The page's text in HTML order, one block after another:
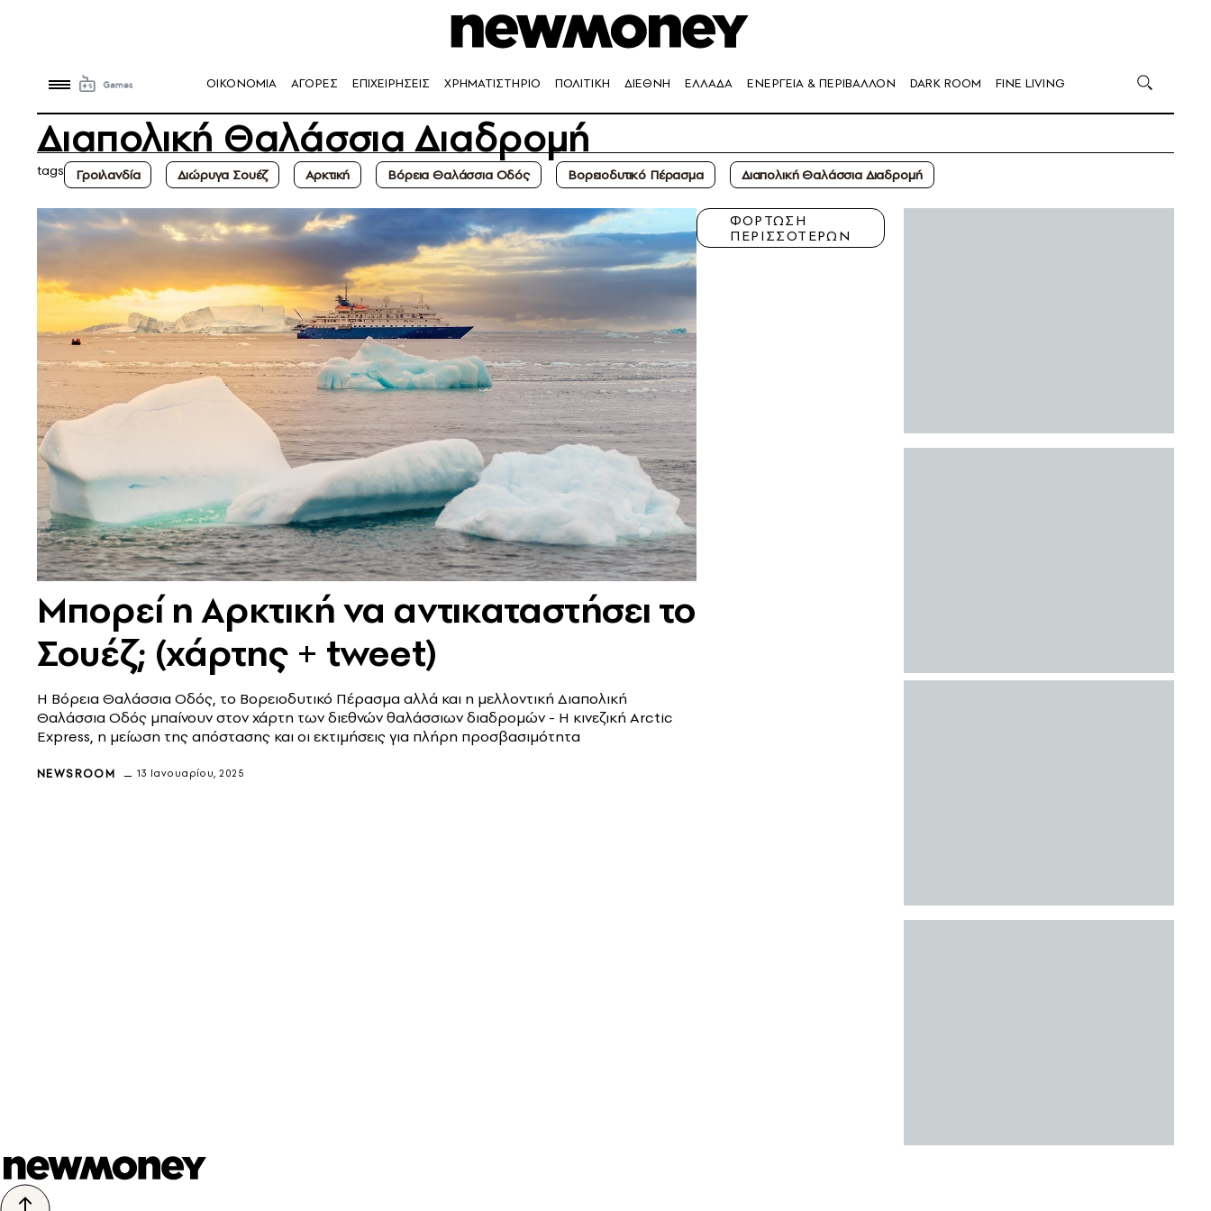
OIKONOMIA ΑΓΟΡΕΣ ΕΠΙΧΕΙΡΗΣΕΙΣ ΧΡΗΜΑΤΙΣΤΗΡΙΟ ΠΟΛΙΤΙΚΗ ΔΙΕΘΝΗ ΕΛΛΑΔΑ ΕΝΕΡΓΕΙΑ & ΠΕΡΙΒΑΛΛΟΝ DARK ROOM FINE LIVING
Διαπολική Θαλάσσια Διαδρομή
tags Γροιλανδία Διώρυγα Σουέζ Αρκτική Βόρεια Θαλάσσια Οδός Βορειοδυτικό Πέρασμα Διαπολική Θαλάσσια Διαδρομή
Μπορεί η Αρκτική να αντικαταστήσει το
Σουέζ; (χάρτης + tweet)
Η Βόρεια Θαλάσσια Οδός, το Βορειοδυτικό Πέρασμα αλλά και η μελλοντική Διαπολική
Θαλάσσια Οδός μπαίνουν στον χάρτη των διεθνών θαλάσσιων διαδρομών - Η κινεζική Arctic
Express, η μείωση της απόστασης και οι εκτιμήσεις για πλήρη προσβασιμότητα
NEWSROOM 13 Ιανουαρίου, 2025
ΦΟΡΤΩΣΗ
ΠΕΡΙΣΣΟΤΕΡΩΝ